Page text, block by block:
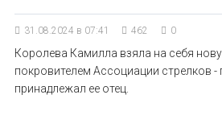
31.08.2024 в 07:41 462 0
Королева Камилла взяла на себя
покровителем Ассоциации стрелков -
принадлежал ее отец.